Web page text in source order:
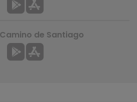
de Santiago